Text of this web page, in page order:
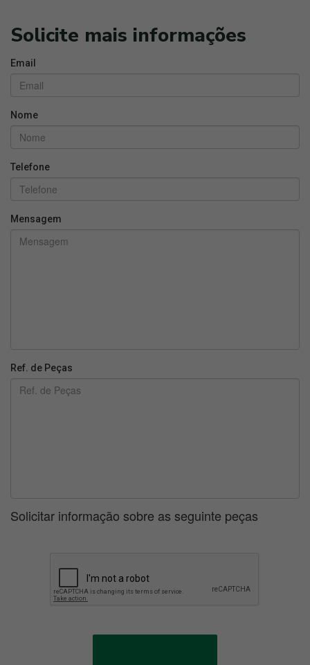
Solicite mais informações
Email
Nome
Telefone
Mensagem
Ref. de Peças
Solicitar informação sobre as seguinte peças